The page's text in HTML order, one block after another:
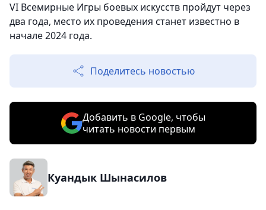
VI Всемирные Игры боевых искусств пройдут через
два года, место их проведения станет известно в
начале 2024 года.
Поделитесь новостью
Добавить в Google, чтобы
читать новости первым
Куандык Шынасилов